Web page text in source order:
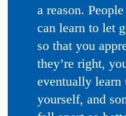
a reason.
can learn to let
so that you
they’re right,
eventually learn
yourself, and